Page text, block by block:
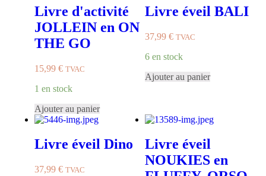
Livre d'activité
JOLLEIN en ON
THE GO
15,99 € TVAC
1 en stock
Ajouter au panier
Livre éveil BALI
37,99 € TVAC
6 en stock
Ajouter au panier
Livre éveil Dino
37,99 € TVAC
Livre éveil
NOUKIES en